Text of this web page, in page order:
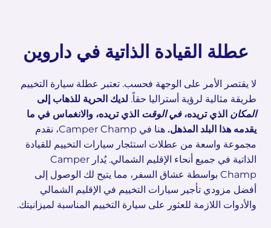
عطلة القيادة الذاتية في داروين
لا يقتصر الأمر على الوجهة فحسب. تعتبر عطلة سيارة التخييم
طريقة مثالية لرؤية أستراليا حقاً. لديك الحرية للذهاب إلى
المكانالذي تريده، في الوقتالذي تريده، والانغماس في ما
يقدمه هذا البلد المذهل.
هنا في Camper Champ، نقدم
مجموعة واسعة من عطلات استئجار سيارات التخييم للقيادة
الذاتية في جميع أنحاء الإقليم الشمالي. يُدار Camper
Champ بواسطة عشاق السفر، مما يتيح لك الوصول إلى
أفضل مزودي تأجير سيارات التخييم في الإقليم الشمالي
والأدوات اللازمة للعثور على سيارة التخييم المناسبة لميزانيتك.